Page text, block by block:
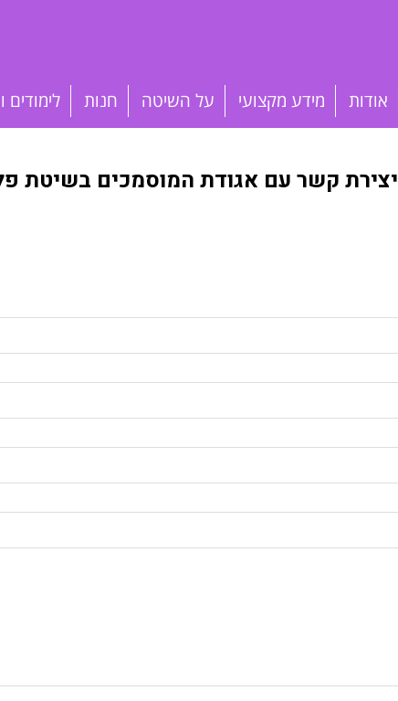
אודות מידע מקצועי על השיטה חנות
יצירת קשר עם אגודת המוסמכים בשיטת